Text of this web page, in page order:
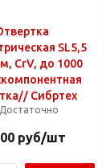
SL5,5
CrV, до 1000
Сибртех
Достаточно
руб/шт